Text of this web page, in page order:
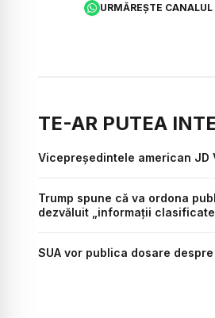
URMĂREȘTE
TE-AR PUTEA
Vicepreședintele american JD
Trump spune că va ordona
dezvăluit „informații
SUA vor publica dosare